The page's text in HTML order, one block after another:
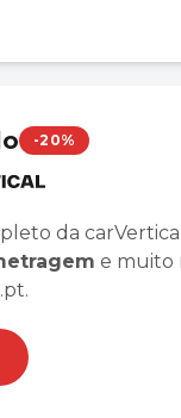
-20%
da
e muito